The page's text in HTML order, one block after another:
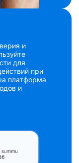
и
для
при
платформа
и